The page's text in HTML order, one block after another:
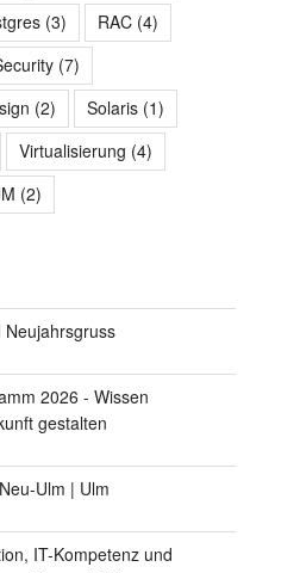
pods
services
(3) RAC (4)
(7)
(2) Solaris (1)
Virtualisierung (4)
(2)
2026 - Wissen
gestalten
Ulm | Ulm
IT-Kompetenz und